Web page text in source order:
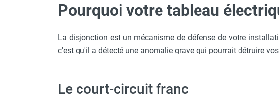
butane
combustion directe
Chauffage mobile au gaz à
Chaudière mobile à eau
Chauffage mobile au bois
Pourquoi votre tableau
La disjonction est un mécanisme de défense de votre
c'est qu'il a détecté une anomalie grave qui pourrait détruire
Le court-circuit franc